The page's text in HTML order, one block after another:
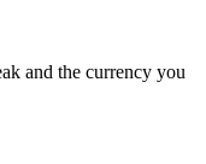
and the currency you